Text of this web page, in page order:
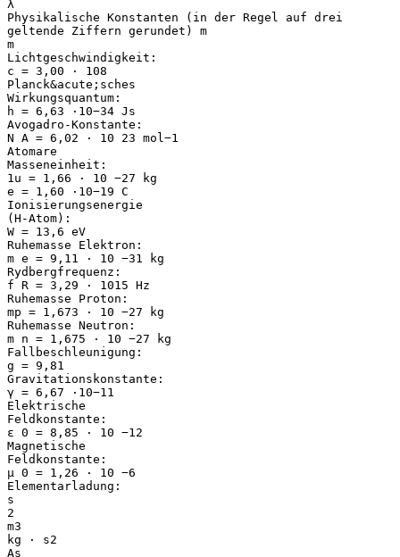
λ
Physikalische Konstanten (in der Regel auf drei
geltende Ziffern gerundet) m
m
Lichtgeschwindigkeit:
c = 3,00 ⋅ 108
Planck&acute;sches
Wirkungsquantum:
h = 6,63 ⋅10−34 Js
Avogadro-Konstante:
N A = 6,02 ⋅ 10 23 mol−1
Atomare
Masseneinheit:
1u = 1,66 ⋅ 10 −27 kg
e = 1,60 ⋅10−19 C
Ionisierungsenergie
(H-Atom):
W = 13,6 eV
Ruhemasse Elektron:
m e = 9,11 ⋅ 10 −31 kg
Rydbergfrequenz:
f R = 3,29 ⋅ 1015 Hz
Ruhemasse Proton:
mp = 1,673 ⋅ 10 −27 kg
Ruhemasse Neutron:
m n = 1,675 ⋅ 10 −27 kg
Fallbeschleunigung:
g = 9,81
Gravitationskonstante:
γ = 6,67 ⋅10−11
Elektrische
Feldkonstante:
ε 0 = 8,85 ⋅ 10 −12
Magnetische
Feldkonstante:
μ 0 = 1,26 ⋅ 10 −6
Elementarladung:
s
2
m3
kg ⋅ s2
As